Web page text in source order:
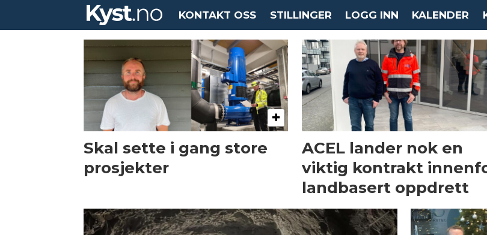
KONTAKT OSS STILLINGER LOGG INN KALENDER
Skal sette i gang store
prosjekter
ACEL lander nok en
viktig kontrakt
landbasert oppdrett